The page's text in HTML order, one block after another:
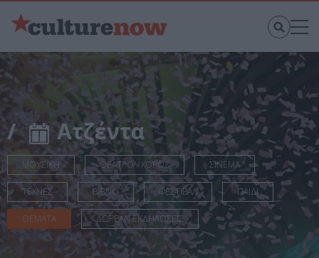
/ Ατζέντα
ΜΟΥΣΙΚΗ ΘΕΑΤΡΟ - ΧΟΡΟΣ ΣΙΝΕΜΑ
ΤΕΧΝΕΣ ΒΙΒΛΙΟ ΦΕΣΤΙΒΑΛ ΠΑΙΔΙ
ΘΕΜΑΤΑ ΔΩΡΕΑΝ ΕΚΔΗΛΩΣΕΙΣ